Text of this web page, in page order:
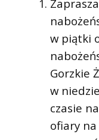
w piątki
Gorzkie
w
czasie
ofiary